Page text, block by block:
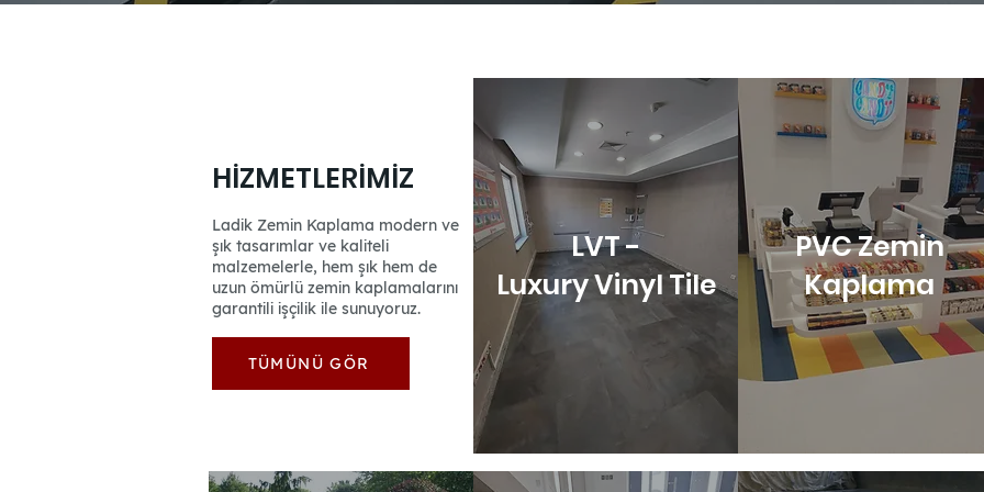
HİZMETLERİMİZ
Ladik Zemin Kaplama modern ve
şık tasarımlar ve kaliteli
malzemelerle, hem şık hem de
uzun ömürlü zemin kaplamalarını
garantili işçilik ile sunuyoruz.
TÜMÜNÜ GÖR
LVT -
Luxury Vinyl Tile
PVC Zemin
Kaplama